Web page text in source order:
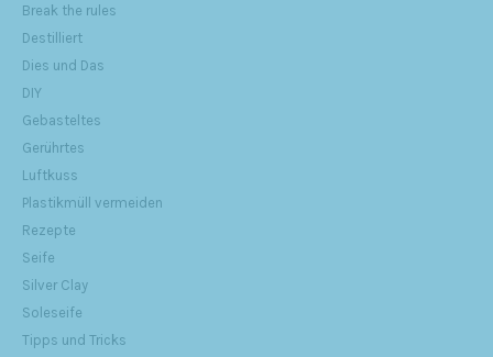
Break the rules
Destilliert
Dies und Das
DIY
Gebasteltes
Gerührtes
Luftkuss
Plastikmüll vermeiden
Rezepte
Seife
Silver Clay
Soleseife
Tipps und Tricks